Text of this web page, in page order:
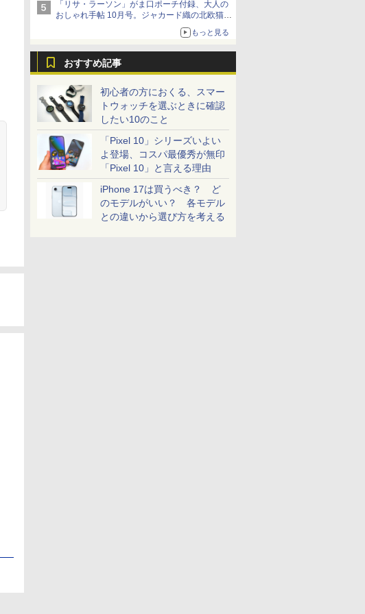
「リサ・ラーソン」がま口ポーチ付録、大人の
おしゃれ手帖 10月号。ジャカード織の北欧猫デ
もっと見る
おすすめ記事
初心者の方におくる、スマー
トウォッチを選ぶときに確認
したい10のこと
「Pixel 10」シリーズいよい
よ登場、コスパ最優秀が無印
「Pixel 10」と言える理由
iPhone 17は買うべき？ ど
のモデルがいい？ 各モデル
との違いから選び方を考える